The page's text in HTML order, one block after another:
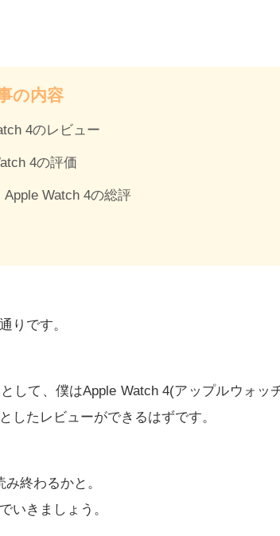
の内容
4のレビュー
4の評価
Apple Watch 4の総評
りです。
して、僕はApple Watch 4(アップルウォッ
したレビューができるはずです。
終わるかと。
いきましょう。